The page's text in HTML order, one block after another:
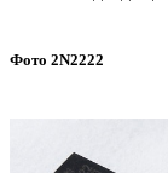
Фото 2N2222